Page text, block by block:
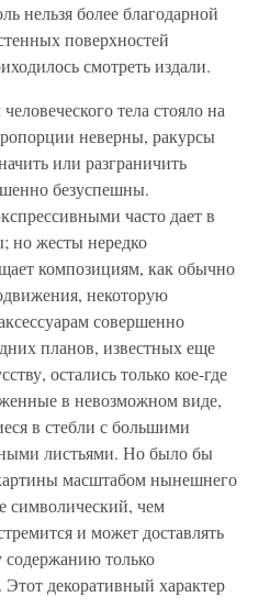
нельзя более благодарной
поверхностей
смотреть издали.
тела стояло на
неверны, ракурсы
или разграничить
безуспешны.
часто дает в
но жесты нередко
композициям, как обычно
некоторую
совершенно
планов, известных еще
остались только кое-где
в невозможном виде,
в стебли с большими
листьями. Но было бы
масштабом нынешнего
символический, чем
и может доставлять
содержанию только
декоративный характер